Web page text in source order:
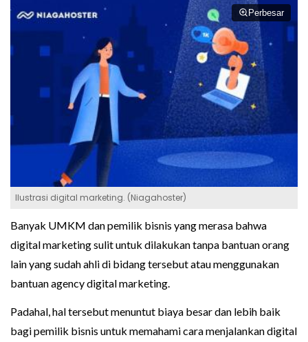
Perbesar
Ilustrasi digital marketing. (Niagahoster)
Banyak UMKM dan pemilik bisnis yang merasa bahwa
digital marketing sulit untuk dilakukan tanpa bantuan orang
lain yang sudah ahli di bidang tersebut atau menggunakan
bantuan agency digital marketing.
Padahal, hal tersebut menuntut biaya besar dan lebih baik
bagi pemilik bisnis untuk memahami cara menjalankan digital